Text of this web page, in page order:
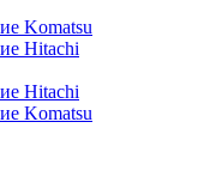
Komatsu
Hitachi
Hitachi
Komatsu